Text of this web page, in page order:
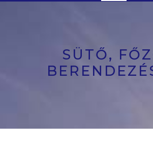
SÜTŐ,